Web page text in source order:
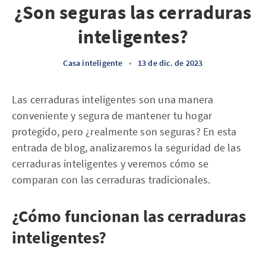
¿Son seguras las cerraduras
inteligentes?
Casa inteligente • 13 de dic. de 2023
Las cerraduras inteligentes son una manera
conveniente y segura de mantener tu hogar
protegido, pero ¿realmente son seguras? En esta
entrada de blog, analizaremos la seguridad de las
cerraduras inteligentes y veremos cómo se
comparan con las cerraduras tradicionales.
¿Cómo funcionan las cerraduras
inteligentes?